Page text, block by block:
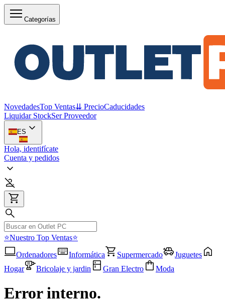
Categorías
NovedadesTop Ventas⇊ PrecioCaducidades
Liquidar StockSer Proveedor
ES
Hola, identifícate
Cuenta y pedidos
⭐Nuestro Top Ventas⭐
Ordenadores
Informática Supermercado
Juguetes
Hogar
Bricolaje y jardin Gran Electro Moda
Error interno.